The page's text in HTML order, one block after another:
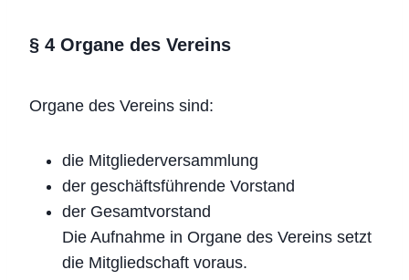
§ 4 Organe des Vereins
Organe des Vereins sind:
die Mitgliederversammlung
der geschäftsführende Vorstand
der Gesamtvorstand
Die Aufnahme in Organe des Vereins setzt
die Mitgliedschaft voraus.